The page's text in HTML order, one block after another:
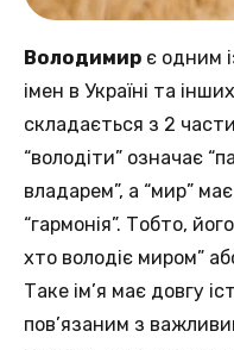
Володимир є одним
імен в Україні та
складається з 2
“володіти” означає
владарем”, а “мир”
“гармонія”. Тобто,
хто володіє миром”
Таке ім’я має довгу
пов’язаним з